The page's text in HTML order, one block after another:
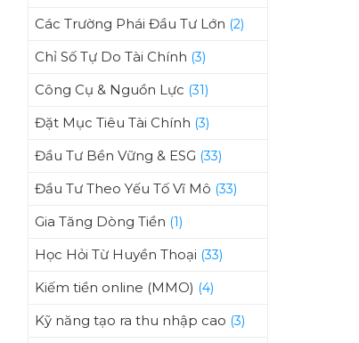
Các Trường Phái Đầu Tư Lớn (2)
Chỉ Số Tự Do Tài Chính (3)
Công Cụ & Nguồn Lực (31)
Đặt Mục Tiêu Tài Chính (3)
Đầu Tư Bền Vững & ESG (33)
Đầu Tư Theo Yếu Tố Vĩ Mô (33)
Gia Tăng Dòng Tiền (1)
Học Hỏi Từ Huyền Thoại (33)
Kiếm tiền online (MMO) (4)
Kỹ năng tạo ra thu nhập cao (3)